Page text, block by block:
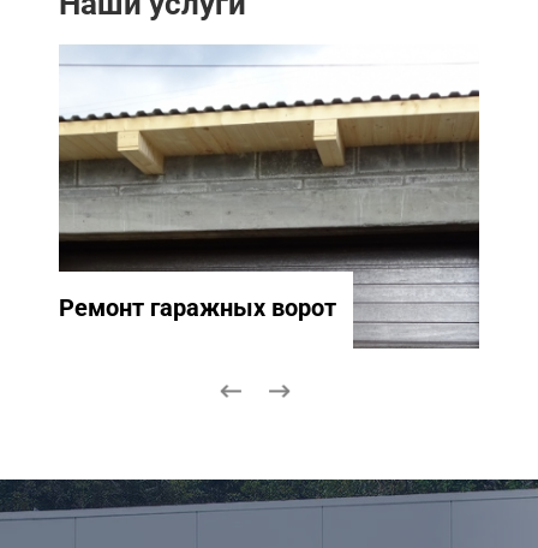
Ремонт гаражных ворот